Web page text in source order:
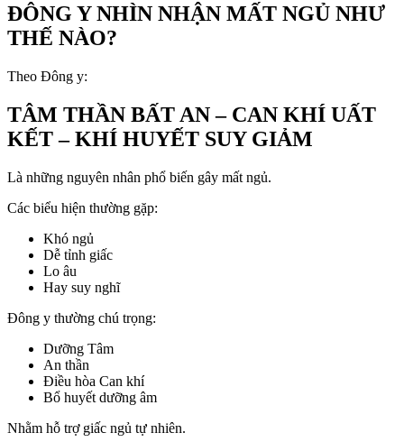
ĐÔNG Y NHÌN NHẬN MẤT NGỦ NHƯ
THẾ NÀO?
Theo Đông y:
TÂM THẦN BẤT AN – CAN KHÍ UẤT
KẾT – KHÍ HUYẾT SUY GIẢM
Là những nguyên nhân phổ biến gây mất ngủ.
Các biểu hiện thường gặp:
Khó ngủ
Dễ tỉnh giấc
Lo âu
Hay suy nghĩ
Đông y thường chú trọng:
Dưỡng Tâm
An thần
Điều hòa Can khí
Bổ huyết dưỡng âm
Nhằm hỗ trợ giấc ngủ tự nhiên.